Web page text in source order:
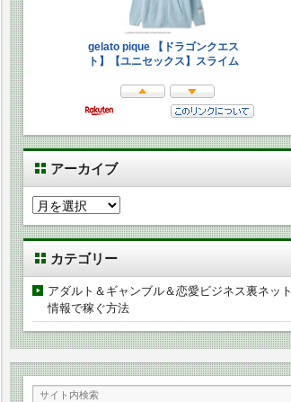
アーカイブ
ア
ー
カ
イ
ブ
カテゴリー
アダルト＆ギャンブル＆恋愛ビジネス裏ネット
情報で稼ぐ方法